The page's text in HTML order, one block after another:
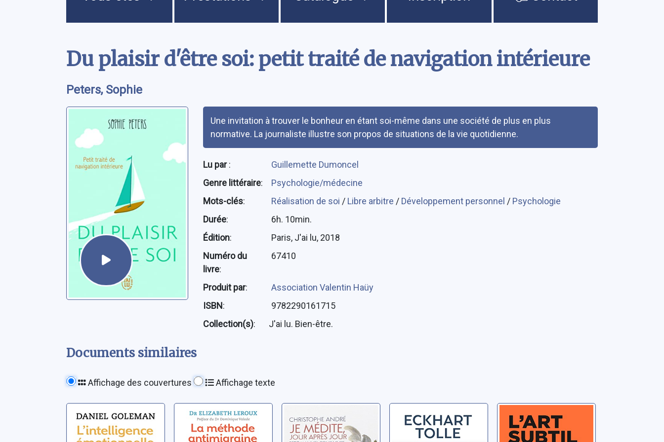
Du plaisir d'être soi: petit traité de navigation intérieure
Peters, Sophie
Une invitation à trouver le bonheur en étant soi-même dans une société de plus en plus
normative. La journaliste illustre son propos de situations de la vie quotidienne.
Lu par:
Guillemette Dumoncel
Genre littéraire:
Psychologie/médecine
Mots-clés: Réalisation de soi / Libre arbitre / Développement personnel / Psychologie
Durée:
6h. 10min.
Édition:
Paris, J'ai lu, 2018
Numéro du
livre:
67410
Produit par:
Association Valentin Haüy
ISBN:
9782290161715
Collection(s): J'ai lu. Bien-être.
Documents similaires
Affichage des couvertures Affichage texte
L'intelligence
émotionnelle:
La méthode
antimigraine:
Je médite, jour
après jour: petit
Le chemin vers
l'unité
L'art subtil de
s'en foutre: un